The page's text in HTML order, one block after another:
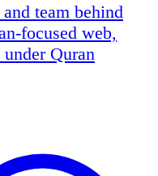
team behind
focused web,
Quran